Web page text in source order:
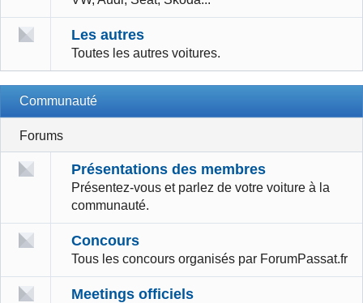
Les autres
Toutes les autres voitures.
Communauté
Forums
Présentations des membres
Présentez-vous et parlez de votre voiture à la
communauté.
Concours
Tous les concours organisés par ForumPassat.fr
Meetings officiels